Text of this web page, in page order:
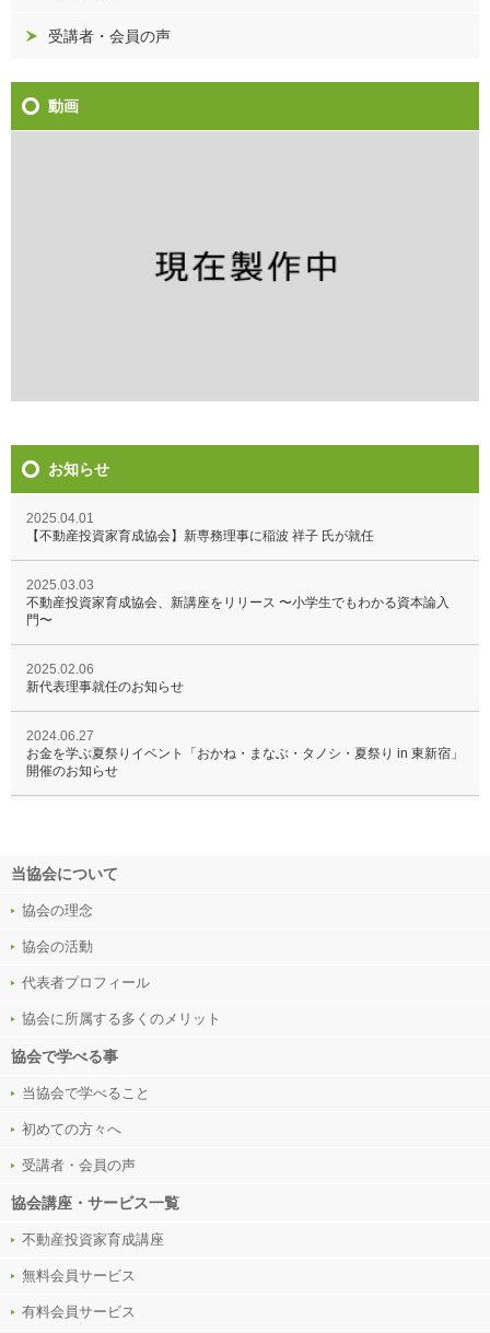
受講者・会員の声
動画
お知らせ
2025.04.01
【不動産投資家育成協会】新専務理事に稲波 祥子 氏が就任
2025.03.03
不動産投資家育成協会、新講座をリリース 〜小学生でもわかる資本論入
門〜
2025.02.06
新代表理事就任のお知らせ
2024.06.27
お金を学ぶ夏祭りイベント「おかね・まなぶ・タノシ・夏祭り in 東新宿」
開催のお知らせ
非営利型一般社団法人 不動産投資家育成協会公式サイトを設立致しまし
た。
当協会について
協会の理念
協会の活動
代表者プロフィール
協会に所属する多くのメリット
協会で学べる事
当協会で学べること
初めての方々へ
受講者・会員の声
協会講座・サービス一覧
不動産投資家育成講座
無料会員サービス
有料会員サービス